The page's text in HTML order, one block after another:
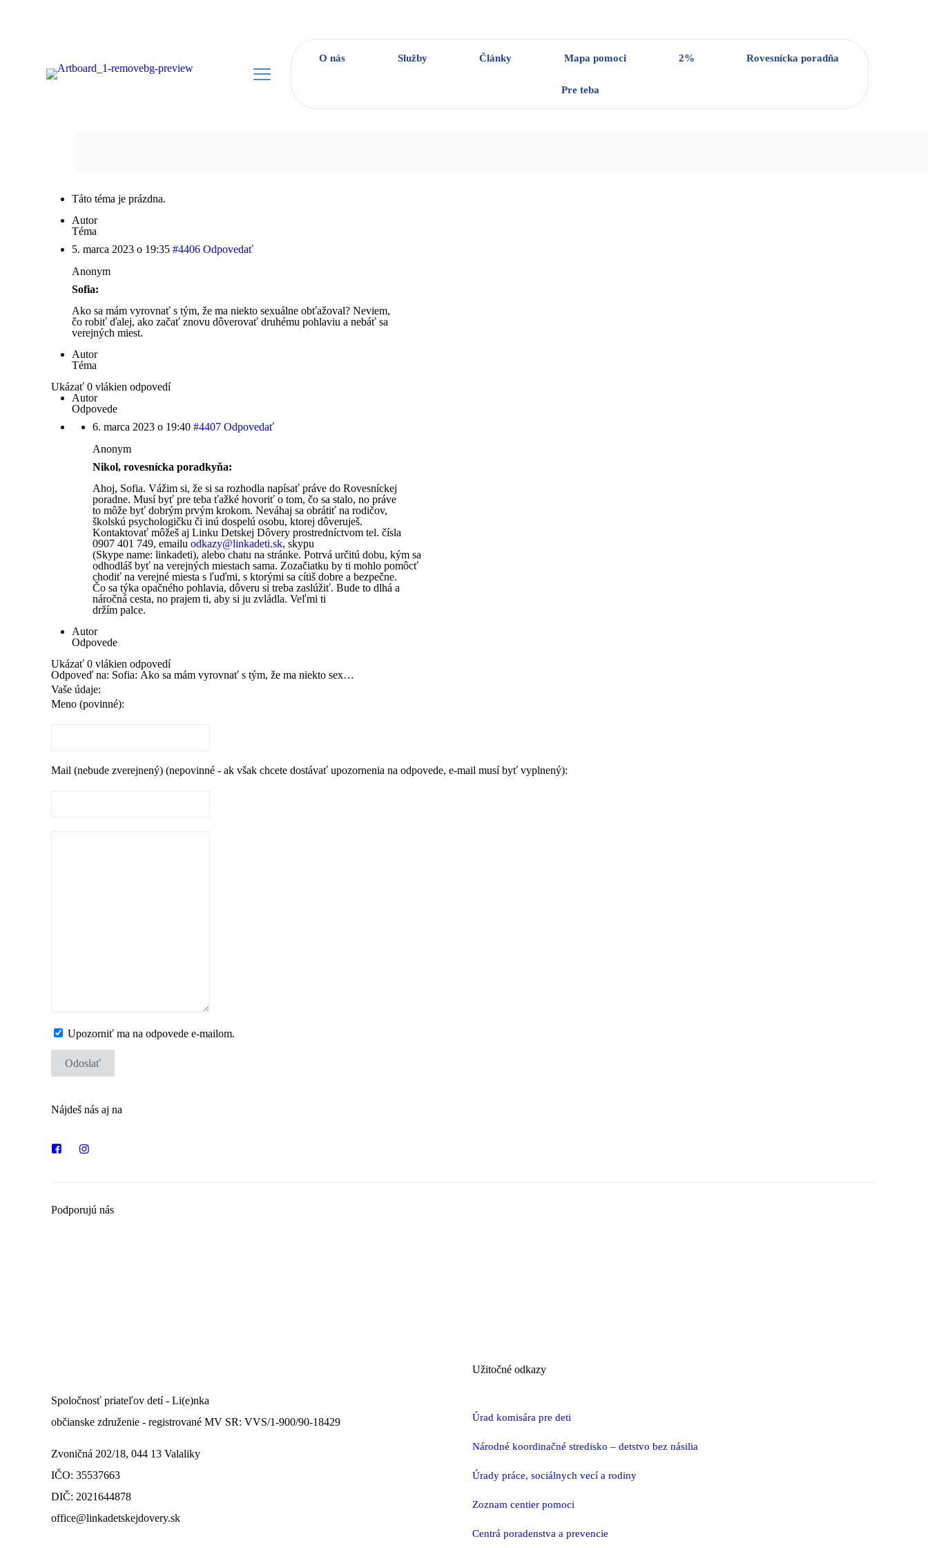
O nás Služby Články Mapa pomoci 2% Rovesnícka poradňa
Pre teba
Táto téma je prázdna.
Autor
Téma
5. marca 2023 o 19:35 #4406 Odpovedať
Anonym
Sofia:
Ako sa mám vyrovnať s tým, že ma niekto sexuálne obťažoval? Neviem,
čo robiť ďalej, ako začať znovu dôverovať druhému pohlaviu a nebáť sa
verejných miest.
Autor
Téma
Ukázať 0 vlákien odpovedí
Autor
Odpovede
6. marca 2023 o 19:40 #4407 Odpovedať
Anonym
Nikol, rovesnícka poradkyňa:
Ahoj, Sofia. Vážim si, že si sa rozhodla napísať práve do Rovesníckej
poradne. Musí byť pre teba ťažké hovoriť o tom, čo sa stalo, no práve
to môže byť dobrým prvým krokom. Neváhaj sa obrátiť na rodičov,
školskú psychologičku či inú dospelú osobu, ktorej dôveruješ.
Kontaktovať môžeš aj Linku Detskej Dôvery prostredníctvom tel. čísla
0907 401 749, emailuodkazy@linkadeti.sk, skypu
(Skype name: linkadeti), alebo chatu na stránke. Potrvá určitú dobu, kým sa
odhodláš byť na verejných miestach sama. Zozačiatku by ti mohlo pomôcť
chodiť na verejné miesta s ľuďmi, s ktorými sa cítiš dobre a bezpečne.
Čo sa týka opačného pohlavia, dôveru si treba zaslúžiť. Bude to dlhá a
náročná cesta, no prajem ti, aby si ju zvládla. Veľmi ti
držím palce.
Autor
Odpovede
Ukázať 0 vlákien odpovedí
Odpoveď na: Sofia: Ako sa mám vyrovnať s tým, že ma niekto sex…
Vaše údaje:
Meno (povinné):
Mail (nebude zverejnený) (nepovinné - ak však chcete dostávať upozornenia na odpovede, e-mail musí byť vyplnený):
Upozorniť ma na odpovede e-mailom.
Odoslať
Nájdeš nás aj na
Podporujú nás
Spoločnosť priateľov detí - Li(e)nka
občianske združenie - registrované MV SR: VVS/1-900/90-18429
Zvoničná 202/18, 044 13 Valaliky
IČO: 35537663
DIČ: 2021644878
office@linkadetskejdovery.sk
Užitočné odkazy
Úrad komisára pre deti
Národné koordinačné stredisko – detstvo bez násilia
Úrady práce, sociálnych vecí a rodiny
Zoznam centier pomoci
Centrá poradenstva a prevencie